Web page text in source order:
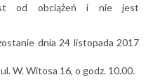
od obciążeń i nie jest
dnia 24 listopada 2017
W. Witosa 16, o godz. 10.00.